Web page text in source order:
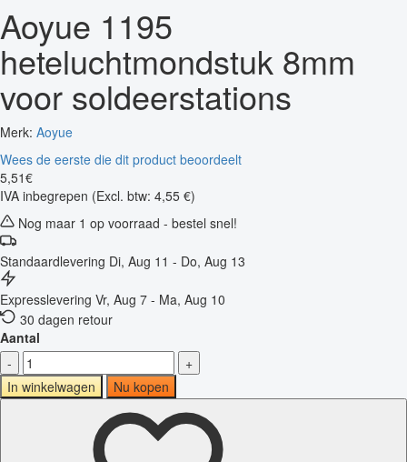
Aoyue 1195
heteluchtmondstuk 8mm
voor soldeerstations
Merk: Aoyue
Wees de eerste die dit product beoordeelt
5,51€
IVA inbegrepen (Excl. btw: 4,55 €)
Nog maar 1 op voorraad - bestel snel!
Standaardlevering Di, Aug 11 - Do, Aug 13
Expresslevering Vr, Aug 7 - Ma, Aug 10
30 dagen retour
Aantal
-
+
In winkelwagen
Nu kopen